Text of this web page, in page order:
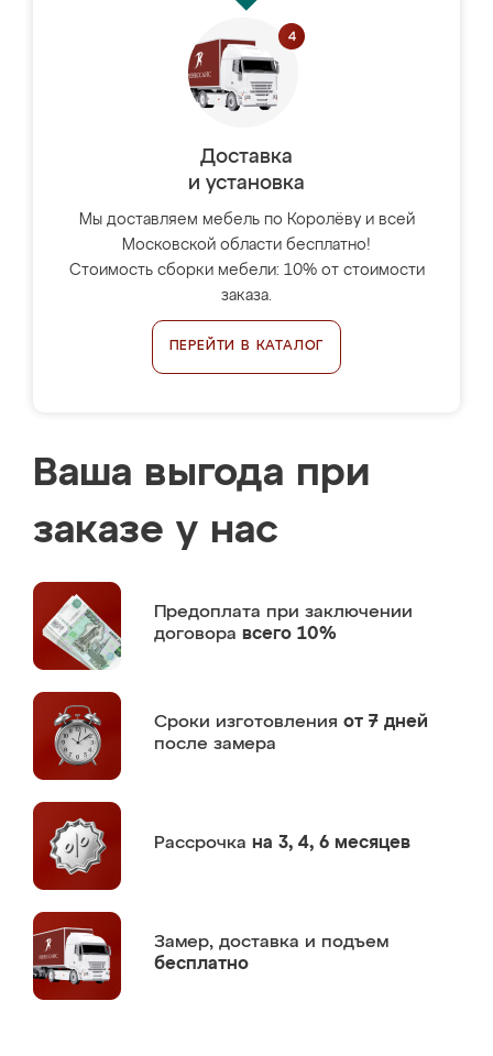
Доставка
и установка
Мы доставляем мебель по Королёву и всей
Московской области бесплатно!
Стоимость сборки мебели: 10% от стоимости
заказа.
ПЕРЕЙТИ В КАТАЛОГ
Ваша выгода при
заказе у нас
Предоплата при заключении
договора всего 10%
Сроки изготовления от 7 дней
после замера
Рассрочка на 3, 4, 6 месяцев
Замер, доставка и подъем
бесплатно